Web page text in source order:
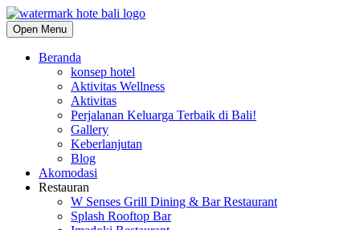
Open Menu
Beranda
konsep hotel
Aktivitas Wellness
Aktivitas
Perjalanan Keluarga Terbaik di Bali!
Gallery
Keberlanjutan
Blog
Akomodasi
Restauran
W Senses Grill Dining & Bar Restaurant
Splash Rooftop Bar